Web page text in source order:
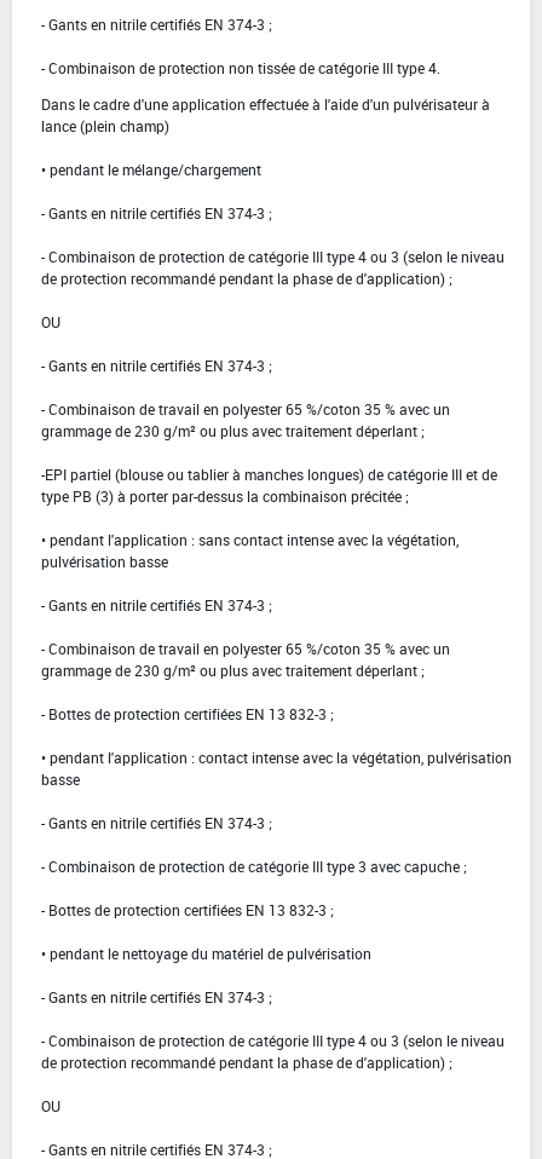
- Gants en nitrile certifiés EN 374-3 ;
- Combinaison de protection non tissée de catégorie III type 4.
Dans le cadre d'une application effectuée à l'aide d'un pulvérisateur à
lance (plein champ)
• pendant le mélange/chargement
- Gants en nitrile certifiés EN 374-3 ;
- Combinaison de protection de catégorie III type 4 ou 3 (selon le niveau
de protection recommandé pendant la phase de d'application) ;
OU
- Gants en nitrile certifiés EN 374-3 ;
- Combinaison de travail en polyester 65 %/coton 35 % avec un
grammage de 230 g/m² ou plus avec traitement déperlant ;
-EPI partiel (blouse ou tablier à manches longues) de catégorie III et de
type PB (3) à porter par-dessus la combinaison précitée ;
• pendant l'application : sans contact intense avec la végétation,
pulvérisation basse
- Gants en nitrile certifiés EN 374-3 ;
- Combinaison de travail en polyester 65 %/coton 35 % avec un
grammage de 230 g/m² ou plus avec traitement déperlant ;
- Bottes de protection certifiées EN 13 832-3 ;
• pendant l'application : contact intense avec la végétation, pulvérisation
basse
- Gants en nitrile certifiés EN 374-3 ;
- Combinaison de protection de catégorie III type 3 avec capuche ;
- Bottes de protection certifiées EN 13 832-3 ;
• pendant le nettoyage du matériel de pulvérisation
- Gants en nitrile certifiés EN 374-3 ;
- Combinaison de protection de catégorie III type 4 ou 3 (selon le niveau
de protection recommandé pendant la phase de d'application) ;
OU
- Gants en nitrile certifiés EN 374-3 ;